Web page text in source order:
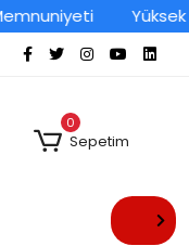
Yüksek
0
Sepetim